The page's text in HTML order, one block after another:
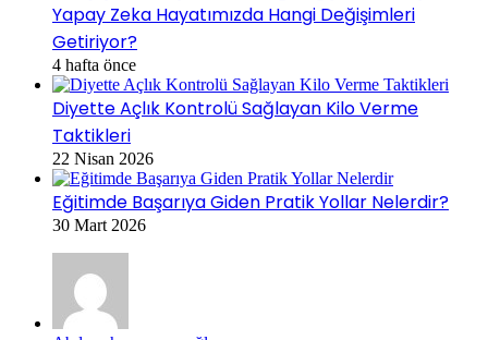
Yapay Zeka Hayatımızda Hangi Değişimleri
Getiriyor?
4 hafta önce
Diyette Açlık Kontrolü Sağlayan Kilo Verme
Taktikleri
22 Nisan 2026
Eğitimde Başarıya Giden Pratik Yollar Nelerdir?
30 Mart 2026